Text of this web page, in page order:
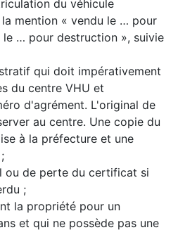
du véhicule
mention « vendu le … pour
… pour destruction », suivie
qui doit impérativement
du centre VHU et
d'agrément. L'original de
au centre. Une copie du
à la préfecture et une
ou de perte du certificat si
;
la propriété pour un
et qui ne possède pas une